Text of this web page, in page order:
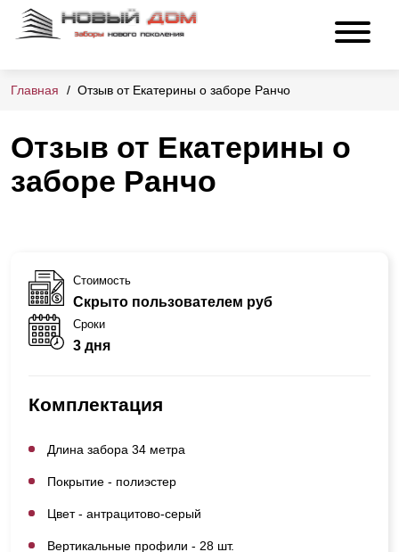
Главная Отзыв от Екатерины о заборе Ранчо
Отзыв от Екатерины о
заборе Ранчо
Стоимость
Скрыто пользователем руб
Сроки
3 дня
Комплектация
Длина забора 34 метра
Покрытие - полиэстер
Цвет - антрацитово-серый
Вертикальные профили - 28 шт.